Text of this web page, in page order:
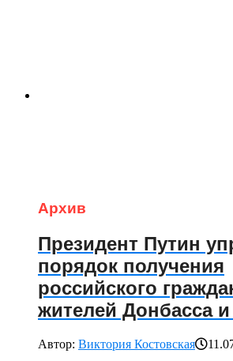
Архив
Президент Путин
порядок получения
российского
жителей Донбасса
Автор: Виктория Костовская